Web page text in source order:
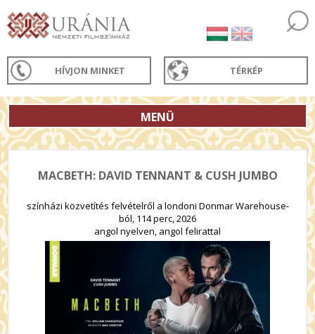
HÍVJON MINKET TÉRKÉP
MENÜ
MACBETH: DAVID TENNANT & CUSH JUMBO
színházi közvetítés felvételről a londoni Donmar Warehouse-
ból, 114 perc, 2026
angol nyelven, angol felirattal